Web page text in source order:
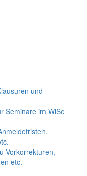
und
Seminare im WiSe
Vorkorrekturen,
etc.